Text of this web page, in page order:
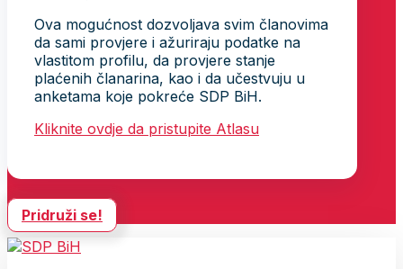
Ova mogućnost dozvoljava svim članovima
da sami provjere i ažuriraju podatke na
vlastitom profilu, da provjere stanje
plaćenih članarina, kao i da učestvuju u
anketama koje pokreće SDP BiH.
Kliknite ovdje da pristupite Atlasu
Pridruži se!